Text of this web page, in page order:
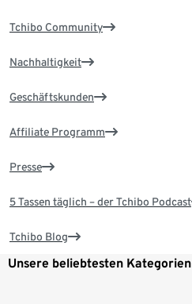
Tchibo Community
Nachhaltigkeit
Geschäftskunden
Affiliate Programm
Presse
5 Tassen täglich – der Tchibo Podcast
Tchibo Blog
Unsere beliebtesten Kategorien